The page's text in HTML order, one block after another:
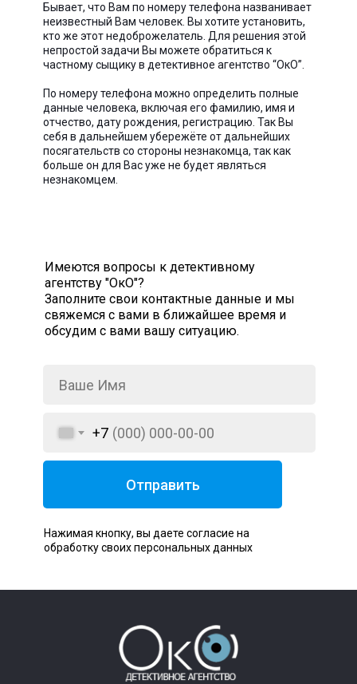
Бывает, что Вам по номеру телефона названивает
неизвестный Вам человек. Вы хотите установить,
кто же этот недоброжелатель. Для решения этой
непростой задачи Вы можете обратиться к
частному сыщику в детективное агентство “ОкО”.
По номеру телефона можно определить полные
данные человека, включая его фамилию, имя и
отчество, дату рождения, регистрацию. Так Вы
себя в дальнейшем убережёте от дальнейших
посягательств со стороны незнакомца, так как
больше он для Вас уже не будет являться
незнакомцем.
Имеются вопросы к детективному
агентству "ОкО"?
Заполните свои контактные данные и мы
свяжемся с вами в ближайшее время и
обсудим с вами вашу ситуацию.
+7
Отправить
Нажимая кнопку, вы даете согласие на
обработку своих персональных данных